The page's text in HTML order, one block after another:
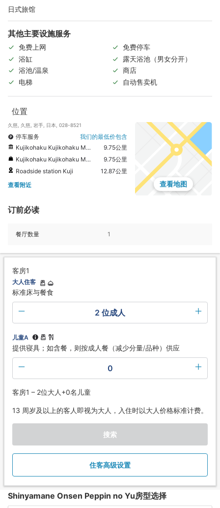
日式旅馆
其他主要设施服务
免费上网
免费停车
浴缸
露天浴池（男女分开）
浴池/温泉
商店
电梯
自动售卖机
位置
久慈, 久慈, 岩手, 日本, 028-8521
停车服务
我们的最低价包含
Kujikohaku Kujikohaku Museum
9.75公里
Kujikohaku Kujikohaku Museum shop
9.75公里
Roadside station Kuji
12.87公里
查看附近
查看地图
订前必读
餐厅数量 1
客房1
大人住客
标准床与餐食
2 位成人
儿童A
提供寝具；如含餐，则按成人餐（减少分量/品种）供应
0
客房1 – 2位大人+0名儿童
13 周岁及以上的客人即视为大人，入住时以大人价格标准计费。
搜索
住客高级设置
Shinyamane Onsen Peppin no Yu房型选择